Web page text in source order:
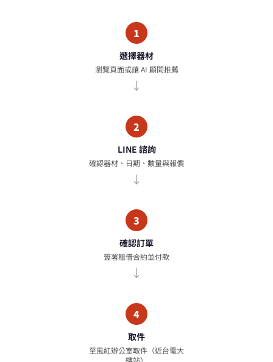
1
選擇器材
瀏覽頁面或讓 AI 顧問推薦
2
LINE 諮詢
確認器材、日期、數量與報價
3
確認訂單
簽署租借合約並付款
4
取件
至風紅辦公室取件（近台電大
樓站）